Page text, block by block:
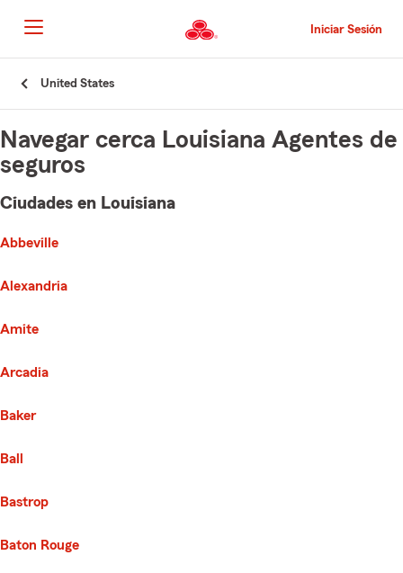
al
contenido
principal
Iniciar Sesión
United States
Navegar cerca Louisiana Agentes de
seguros
Ciudades en Louisiana
Abbeville
Alexandria
Amite
Arcadia
Baker
Ball
Bastrop
Baton Rouge